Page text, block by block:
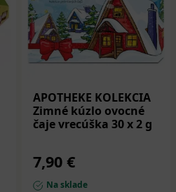
APOTHEKE KOLEKCIA
Zimné kúzlo ovocné
čaje vrecúška 30 x 2 g
7,90 €
Na sklade